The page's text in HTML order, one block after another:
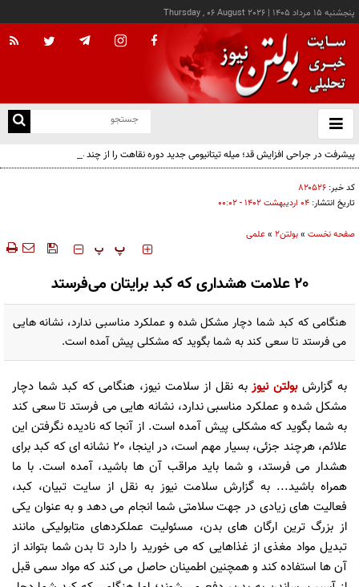
پنجشنبه ۱۵ مرداد ۱۴۰۵ |
Thursday , 06 August 2026
باز
و
پیشرفت در جراحی افزایش قد؛ میله تیتانیومی جدید دوره نقاهت را از چند ماه به چند هفته
کاهش می‌دهد
کد خبر: ۸۲۰۵۲۶
تاریخ انتشار: ۰۴ ارديبهشت ۱۴۰۲ - ۰۰:۰۲
صفحه نخست »بولتن2 »علمی
‍‍‍ پ پ
20 علامت هشداری که کبد برایتان می‌فرستد
هنگامی که کبد شما دچار مشکل شده و عملکرد مناسبی ندارد، نشانه هایی
می فرستد تا سعی کند به شما بگوید که مشکلی پیش آمده است.
به گزارشبولتن نیوزبه نقل از سلامت نیوز، هنگامی که کبد شما دچار
مشکل شده و عملکرد مناسبی ندارد، نشانه هایی می فرستد تا سعی کند
به شما بگوید که مشکلی پیش آمده است. از آنجا که نادیده نگرفتن این
علائم، هرچند جزئی، بسیار مهم است، در اینجا، 20 نشانه ای که کبد برای
هشدار می فرستد، و شما باید مراقب آن ها باشید، آمده است. با ما
همراه باشید... به گزارش سلامت نیوز به نقل از سایت تبیان، کبد،
فعالیت های زیادی در جهت سلامتی شما انجام می دهد و به عنوان یکی
از بزرگ ترین ارگان های بدن، مسئولیت عملکردهای متابولیکی مانند
تبدیل مواد مغذی از غذاهایی که می خورید را دارد تا بدن شما بتواند از
آن ها استفاده کند و همچنین اطمینان حاصل می کند که مواد سمی قبل